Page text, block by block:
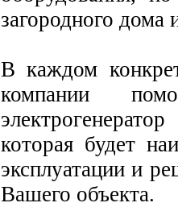
загородного дома
В каждом
компании
которая будет
эксплуатации и
Вашего объекта.